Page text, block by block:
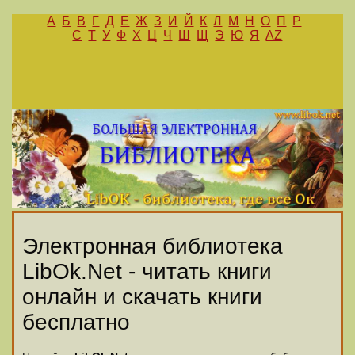
А Б В Г Д Е Ж З И Й К Л М Н О П
Р
С Т У Ф Х Ц Ч Ш Щ Э Ю Я AZ
Электронная библиотека
LibOk.Net - читать книги
онлайн и скачать книги
бесплатно